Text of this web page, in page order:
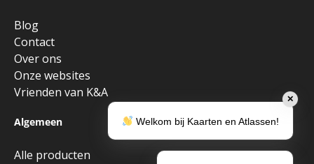
Blog
Contact
Over ons
Onze websites
Vrienden van K&A
Algemeen
Alle producten
✕
Welkom bij Kaarten en Atlassen!